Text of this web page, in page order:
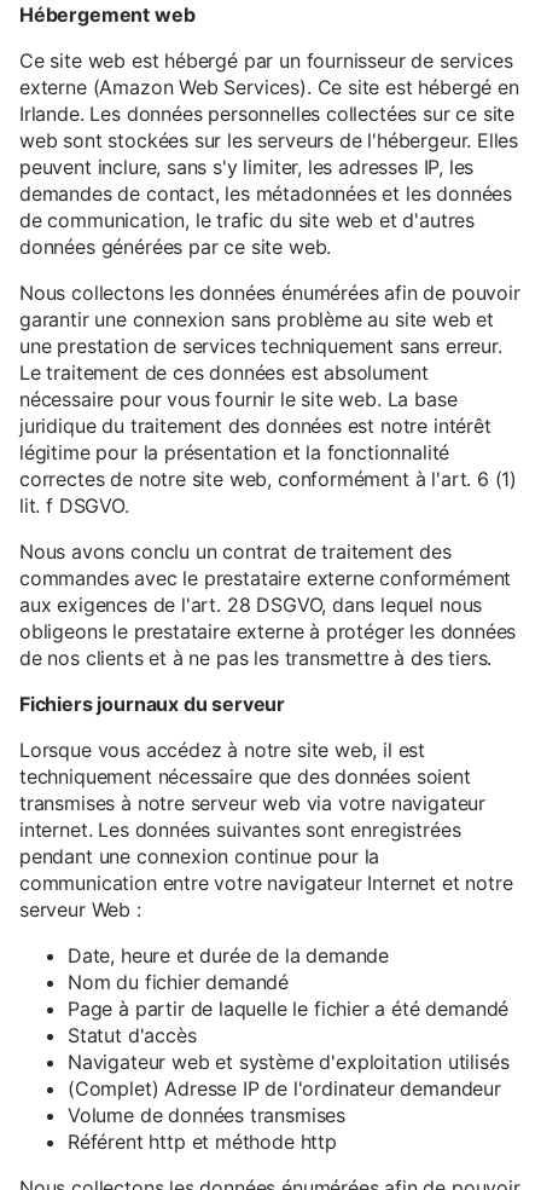
Hébergement web
Ce site web est hébergé par un fournisseur de services
externe (Amazon Web Services). Ce site est hébergé en
Irlande. Les données personnelles collectées sur ce site
web sont stockées sur les serveurs de l'hébergeur. Elles
peuvent inclure, sans s'y limiter, les adresses IP, les
demandes de contact, les métadonnées et les données
de communication, le trafic du site web et d'autres
données générées par ce site web.
Nous collectons les données énumérées afin de pouvoir
garantir une connexion sans problème au site web et
une prestation de services techniquement sans erreur.
Le traitement de ces données est absolument
nécessaire pour vous fournir le site web. La base
juridique du traitement des données est notre intérêt
légitime pour la présentation et la fonctionnalité
correctes de notre site web, conformément à l'art. 6 (1)
lit. f DSGVO.
Nous avons conclu un contrat de traitement des
commandes avec le prestataire externe conformément
aux exigences de l'art. 28 DSGVO, dans lequel nous
obligeons le prestataire externe à protéger les données
de nos clients et à ne pas les transmettre à des tiers.
Fichiers journaux du serveur
Lorsque vous accédez à notre site web, il est
techniquement nécessaire que des données soient
transmises à notre serveur web via votre navigateur
internet. Les données suivantes sont enregistrées
pendant une connexion continue pour la
communication entre votre navigateur Internet et notre
serveur Web :
Date, heure et durée de la demande
Nom du fichier demandé
Page à partir de laquelle le fichier a été demandé
Statut d'accès
Navigateur web et système d'exploitation utilisés
(Complet) Adresse IP de l'ordinateur demandeur
Volume de données transmises
Référent http et méthode http